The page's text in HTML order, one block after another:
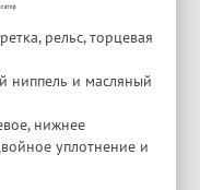
рельс, торцевая
ниппель и масляный
нижнее
уплотнение и